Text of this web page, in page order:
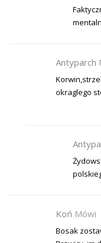
Antyparch
okraglego
Koń Mówi
Bosak